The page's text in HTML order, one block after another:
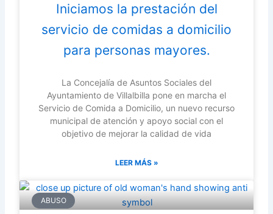
Iniciamos la prestación del
servicio de comidas a domicilio
para personas mayores.
La Concejalía de Asuntos Sociales del
Ayuntamiento de Villalbilla pone en marcha el
Servicio de Comida a Domicilio, un nuevo recurso
municipal de atención y apoyo social con el
objetivo de mejorar la calidad de vida
LEER MÁS »
ABUSO